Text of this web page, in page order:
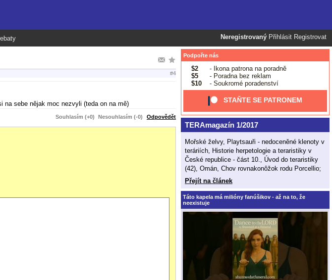
Neregistrovaný Přihlásit Registrovat
#4
sebe nějak moc nezvyli (teda on na mě)
Souhlasím (+0) Nesouhlasím (-0) Odpovědět
Podpořte nás
$2
- Ikona patrona na poradně
$5
- Poradna bez reklam
$10
- Soukromé poradenství
STAŇTE SE PATRONEM
TERAmagazín 1/2017
Mořské želvy, Playtsauři - nedoceněné klenoty v
teráriích, Historie herpetologie a teraristiky v
České republice - část 10., Úvod do teraristiky
(42), Omán, Chov rovnakonôžok rodu Porcellio;
Přejít na článek
Táto kapela má milióny fanúšikov - až na to, že
neexistuje